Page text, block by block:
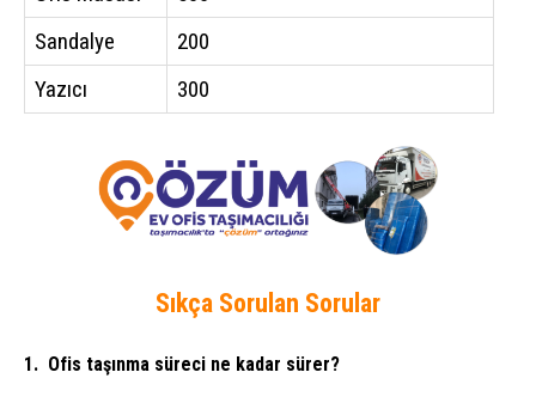
Sandalye
200
Yazıcı
300
Sıkça Sorulan Sorular
Ofis taşınma süreci ne kadar sürer?